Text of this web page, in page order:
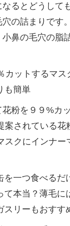
るとどうして
の詰まりです
鼻の毛穴の脂
カットするマス
も簡単
粉を９９%カ
案されている花
スクにインナー
を一つ食べるだ
て本当？薄毛に
スリーもおすす